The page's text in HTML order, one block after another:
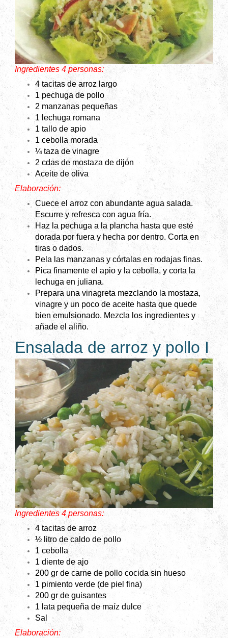
Ingredientes 4 personas:
4 tacitas de arroz largo
1 pechuga de pollo
2 manzanas pequeñas
1 lechuga romana
1 tallo de apio
1 cebolla morada
¼ taza de vinagre
2 cdas de mostaza de dijón
Aceite de oliva
Elaboración:
Cuece el arroz con abundante agua salada.
Escurre y refresca con agua fría.
Haz la pechuga a la plancha hasta que esté
dorada por fuera y hecha por dentro. Corta en
tiras o dados.
Pela las manzanas y córtalas en rodajas finas.
Pica finamente el apio y la cebolla, y corta la
lechuga en juliana.
Prepara una vinagreta mezclando la mostaza,
vinagre y un poco de aceite hasta que quede
bien emulsionado. Mezcla los ingredientes y
añade el aliño.
Ensalada de arroz y pollo I
Ingredientes 4 personas:
4 tacitas de arroz
½ litro de caldo de pollo
1 cebolla
1 diente de ajo
200 gr de carne de pollo cocida sin hueso
1 pimiento verde (de piel fina)
200 gr de guisantes
1 lata pequeña de maíz dulce
Sal
Elaboración: